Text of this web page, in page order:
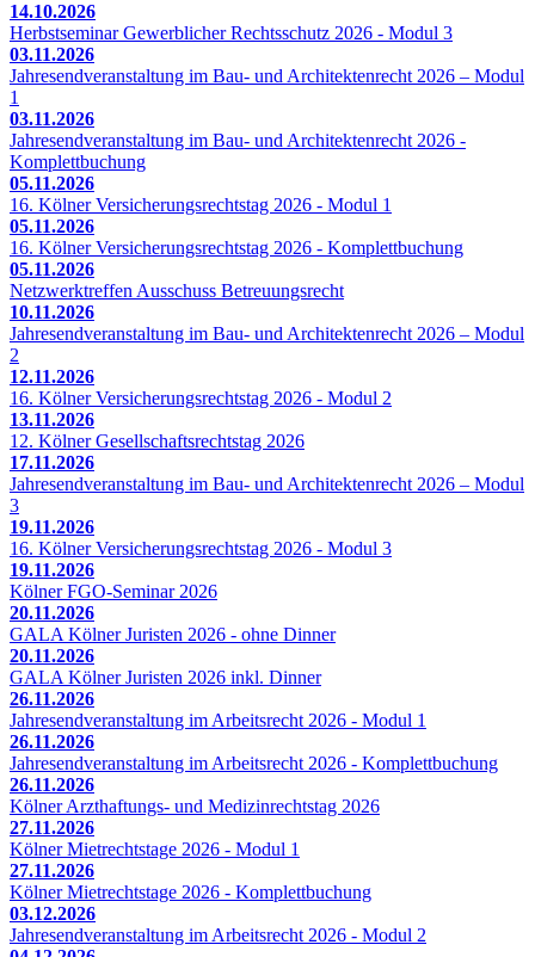
14.10.2026
Herbstseminar Gewerblicher Rechtsschutz 2026 - Modul 3
03.11.2026
Jahresendveranstaltung im Bau- und Architektenrecht 2026 – Modul
1
03.11.2026
Jahresendveranstaltung im Bau- und Architektenrecht 2026 -
Komplettbuchung
05.11.2026
16. Kölner Versicherungsrechtstag 2026 - Modul 1
05.11.2026
16. Kölner Versicherungsrechtstag 2026 - Komplettbuchung
05.11.2026
Netzwerktreffen Ausschuss Betreuungsrecht
10.11.2026
Jahresendveranstaltung im Bau- und Architektenrecht 2026 – Modul
2
12.11.2026
16. Kölner Versicherungsrechtstag 2026 - Modul 2
13.11.2026
12. Kölner Gesellschaftsrechtstag 2026
17.11.2026
Jahresendveranstaltung im Bau- und Architektenrecht 2026 – Modul
3
19.11.2026
16. Kölner Versicherungsrechtstag 2026 - Modul 3
19.11.2026
Kölner FGO-Seminar 2026
20.11.2026
GALA Kölner Juristen 2026 - ohne Dinner
20.11.2026
GALA Kölner Juristen 2026 inkl. Dinner
26.11.2026
Jahresendveranstaltung im Arbeitsrecht 2026 - Modul 1
26.11.2026
Jahresendveranstaltung im Arbeitsrecht 2026 - Komplettbuchung
26.11.2026
Kölner Arzthaftungs- und Medizinrechtstag 2026
27.11.2026
Kölner Mietrechtstage 2026 - Modul 1
27.11.2026
Kölner Mietrechtstage 2026 - Komplettbuchung
03.12.2026
Jahresendveranstaltung im Arbeitsrecht 2026 - Modul 2